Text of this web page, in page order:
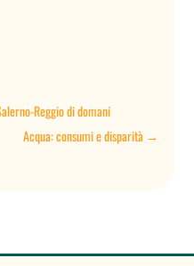
Reggio di domani
Acqua: consumi e disparità →